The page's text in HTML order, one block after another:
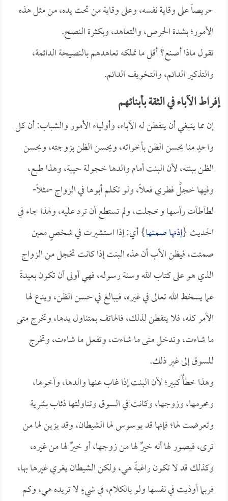
حريصاً على وقاية نفسه، وعلى وقاية من تحت يده، من مثل هذه
الأمور؛ بشدة الحرص، والتعاهد، وبكثرة النصح.
تقول ماذا أصنع؟ أقل ما تملكه تعاهدهم بالنصيحة الدائمة،
والتذكير الدائم، والتخويف الدائم.
إفراط الآباء في الثقة بأبنائهم
إن مما ينبغي أن يتفطن له الآباء، وأولياء الأمور والشباب: أن كل
واحدٍ منا يحسن الظن بأخواته، ويحسن الظن بزوجته، ويحسن
الظن ببنته، لأن البنت أمام والدها خجولة حيية، وهذا طبع،
وفيها خجلَّ فطري فعلاً، ولو تكلم أبوها في الزواج -مثلاً-
لطأطأت رأسها وخجلت، ولم تستطع أن ترد عليه، ولهذا جاء في
الحديث {إذنها صمتها} أي: إذا استشيرت في شخصٍ معين
صمتت، فيظن الأب أن هذه البنت إذا كانت تخجل من الزواج
الذي هو على كتاب الله وسنة رسوله، فهي أولى أن تكون بعيدةً
عما يسخط الله تعالى في غيره، فيبالغ في حسن الظن، ويدع لها
الأمر كله، فلا يتفطن لذلك، فالهاتف بمتناول يدها، وتخرج متى
ما شاءت، وتدخل متى ما شاءت، وتفعل ما شاءت، وتخرج
للسوق إلى غير ذلك.
وهذا خطأٌ كبير؛ لأن البنت إذا غاب عنها والدها، وأخوها،
ومحرمها، وزوجها، وكانت في السوق وتناولتها ذئاب بشرية
وتعرضت لها؛ فإنها قد يوسوس لها الشيطان، وقد يزين لها من
ترى، فيصور لها أنه خيرٌ لها من زوجها، أو خيرٌ لها من غيره،
وكذلك قد لا تكون راغبةً هي، ولكن الشيطان يغري غيرها بها،
فربما أوذيت في نفسها ولو بالكلام، في شيءٍ لا تريده هي، وكم